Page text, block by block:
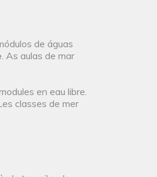
de águas
. As aulas de mar
en eau libre.
classes de mer